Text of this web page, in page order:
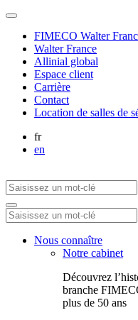
FIMECO Walter
Walter France
Allinial global
Espace client
Carrière
Contact
Location de salles de
fr
en
Nous connaître
Notre cabinet
Découvrez
branche
plus de 50 ans